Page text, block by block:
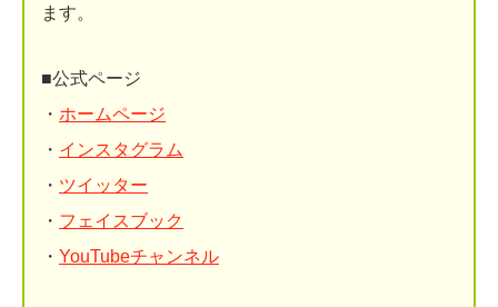
ます。
■公式ページ
・ ホームページ
・ インスタグラム
・ ツイッター
・ フェイスブック
・ YouTubeチャンネル